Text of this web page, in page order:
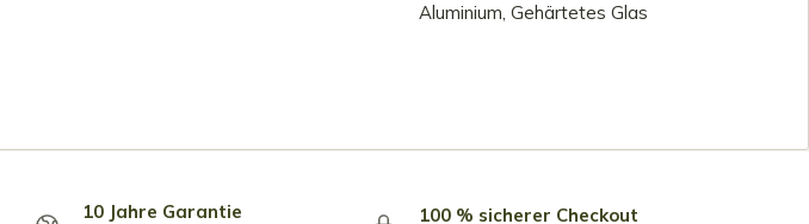
Aluminium, Gehärtetes Glas
10 Jahre Garantie
100 % sicherer Checkout